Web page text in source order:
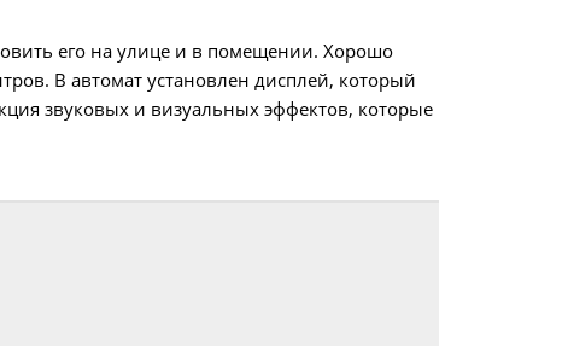
его на улице и в помещении. Хорошо
В автомат установлен дисплей, который
звуковых и визуальных эффектов, которые